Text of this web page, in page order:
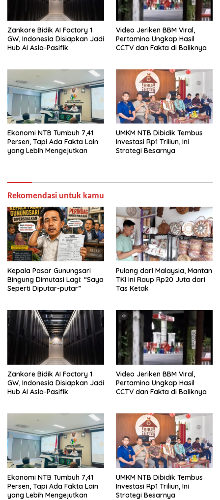
Zankore Bidik AI Factory 1
GW, Indonesia Disiapkan Jadi
Hub AI Asia-Pasifik
Video Jeriken BBM Viral,
Pertamina Ungkap Hasil
CCTV dan Fakta di Baliknya
Ekonomi NTB Tumbuh 7,41
Persen, Tapi Ada Fakta Lain
yang Lebih Mengejutkan
UMKM NTB Dibidik Tembus
Investasi Rp1 Triliun, Ini
Strategi Besarnya
Rekomendasi untuk kamu
Kepala Pasar Gunungsari
Bingung Dimutasi Lagi: “Saya
Seperti Diputar-putar”
Pulang dari Malaysia, Mantan
TKI Ini Raup Rp20 Juta dari
Tas Ketak
Zankore Bidik AI Factory 1
GW, Indonesia Disiapkan Jadi
Hub AI Asia-Pasifik
Video Jeriken BBM Viral,
Pertamina Ungkap Hasil
CCTV dan Fakta di Baliknya
Ekonomi NTB Tumbuh 7,41
Persen, Tapi Ada Fakta Lain
yang Lebih Mengejutkan
UMKM NTB Dibidik Tembus
Investasi Rp1 Triliun, Ini
Strategi Besarnya